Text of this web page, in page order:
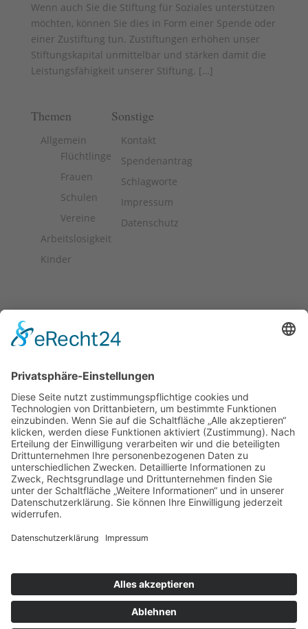
Wenn auch Sie die Stiftung für Soziales unterstützen
möchten, können Sie dies in Form einer Spende oder
einer Zustiftung tun. Zustiftungen erhöhen unser
Stiftungskapital unmittelbar und stärken damit die
Leistungsfähigkeit unserer Stiftung. […]
Themen
Allgemein
Flüchtlinge
Frauen
Schulen
Vereine
Arbeitslosigkeit
Kinder
Sonstige
Kontakt
Spendenantrag
Schlagworte
Impressum
Datenschutz
Stiftung
Fördermittel für die Jugend- und Altenhilfe sowie für
in Mönchengladbach, Düsseldorf und Krefeld zur
Verfügung. […]
Datenschutz
Cookie-Einstellungen